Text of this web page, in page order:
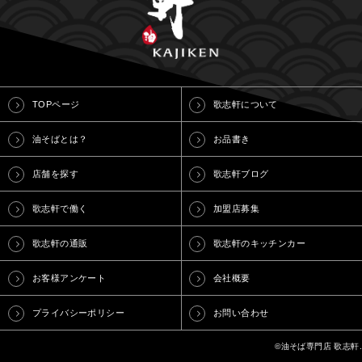
TOPページ 歌志軒について
油そばとは？ お品書き
店舗を探す 歌志軒ブログ
歌志軒で働く 加盟店募集
歌志軒の通販 歌志軒のキッチンカー
お客様アンケート 会社概要
プライバシーポリシー お問い合わせ
©油そば専門店 歌志軒.